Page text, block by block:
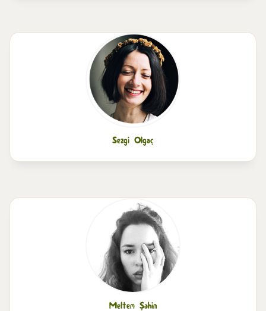
Sezgi Olgaç
Meltem Şahin